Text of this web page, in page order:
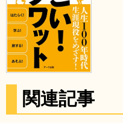
関連記事